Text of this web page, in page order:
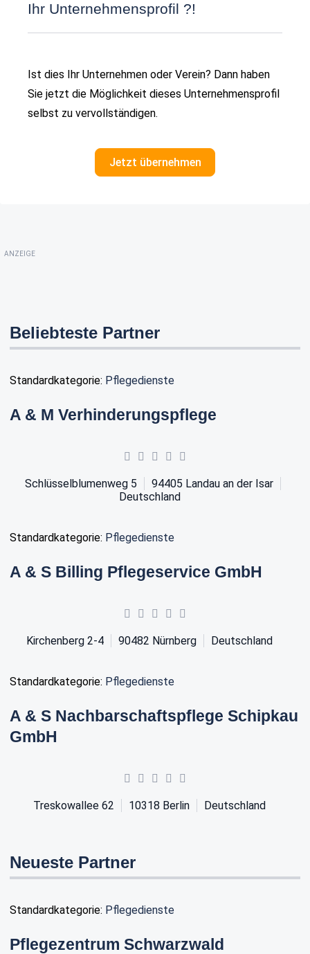
Ihr Unternehmensprofil ?!
Ist dies Ihr Unternehmen oder Verein? Dann haben
Sie jetzt die Möglichkeit dieses Unternehmensprofil
selbst zu vervollständigen.
Jetzt übernehmen
ANZEIGE
Beliebteste Partner
Standardkategorie: Pflegedienste
A & M Verhinderungspflege
Schlüsselblumenweg 5 94405 Landau an der Isar
Deutschland
Standardkategorie: Pflegedienste
A & S Billing Pflegeservice GmbH
Kirchenberg 2-4 90482 Nürnberg Deutschland
Standardkategorie: Pflegedienste
A & S Nachbarschaftspflege Schipkau
GmbH
Treskowallee 62 10318 Berlin Deutschland
Neueste Partner
Standardkategorie: Pflegedienste
Pflegezentrum Schwarzwald